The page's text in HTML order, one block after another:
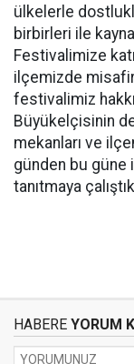
ülkelerle
birbirleri ile
Festivalimize
ilçemizde
festivalimiz
Büyükelçisinin
mekanları ve
günden bu
tanıtmaya
HABERE YORUM